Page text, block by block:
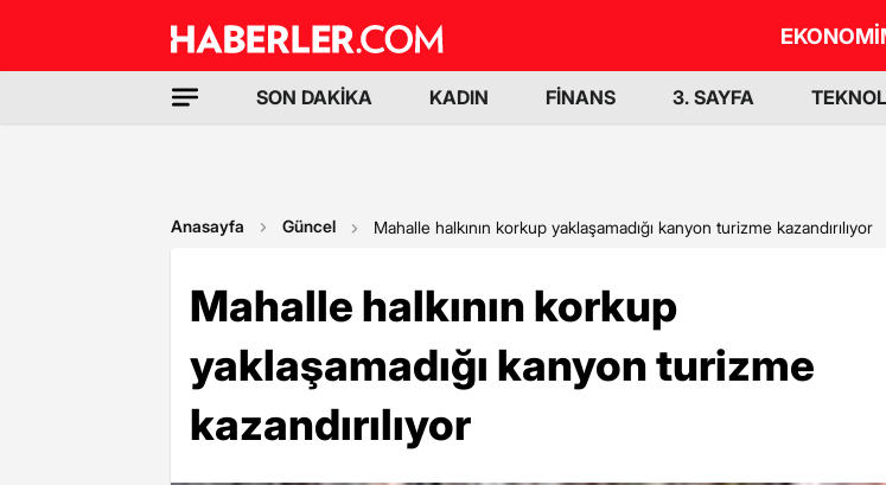
EKONOMİ
SON DAKİKA KADIN FİNANS 3. SAYFA
Anasayfa Güncel Mahalle halkının korkup yaklaşamadığı kanyon turizme kazandırılıyor
Mahalle halkının korkup
yaklaşamadığı kanyon turizme
kazandırılıyor